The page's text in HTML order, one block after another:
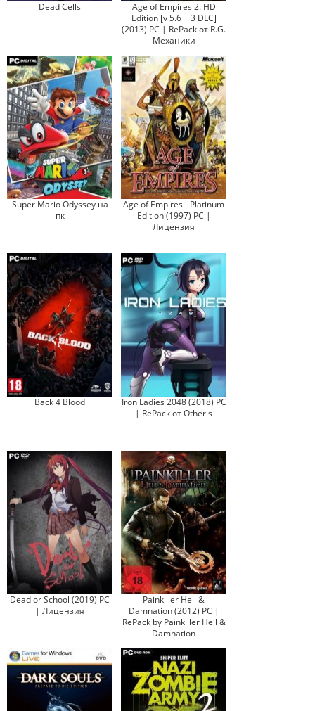
Dead Cells
Age of Empires 2: HD
Edition [v 5.6 + 3 DLC]
(2013) PC | RePack от R.G.
Механики
Super Mario Odyssey на
пк
Age of Empires - Platinum
Edition (1997) PC |
Лицензия
Back 4 Blood
Iron Ladies 2048 (2018) PC
| RePack от Other s
Dead or School (2019) PC
| Лицензия
Painkiller Hell &
Damnation (2012) PC |
RePack by Painkiller Hell &
Damnation